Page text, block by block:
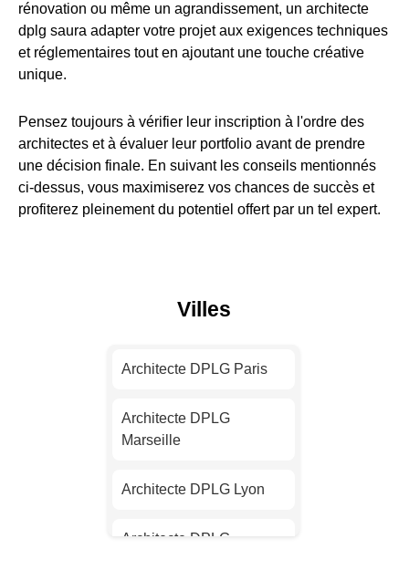
rénovation ou même un agrandissement, un architecte
dplg saura adapter votre projet aux exigences techniques
et réglementaires tout en ajoutant une touche créative
unique.
Pensez toujours à vérifier leur inscription à l'ordre des
architectes et à évaluer leur portfolio avant de prendre
une décision finale. En suivant les conseils mentionnés
ci-dessus, vous maximiserez vos chances de succès et
profiterez pleinement du potentiel offert par un tel expert.
Villes
Architecte DPLG Paris
Architecte DPLG
Marseille
Architecte DPLG Lyon
Architecte DPLG